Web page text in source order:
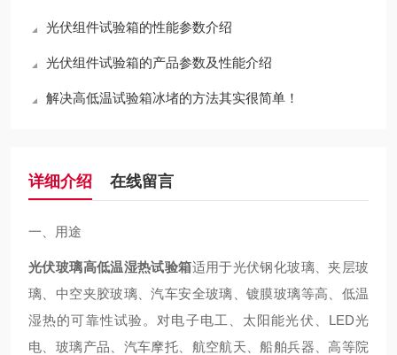
光伏组件试验箱的性能参数介绍
光伏组件试验箱的产品参数及性能介绍
解决高低温试验箱冰堵的方法其实很简单！
详细介绍 在线留言
一、用途
光伏玻璃高低温湿热试验箱适用于光伏钢化玻璃、夹层玻
璃、中空夹胶玻璃、汽车安全玻璃、镀膜玻璃等高、低温
湿热的可靠性试验。对电子电工、太阳能光伏、LED光
电、玻璃产品、汽车摩托、航空航天、船舶兵器、高等院